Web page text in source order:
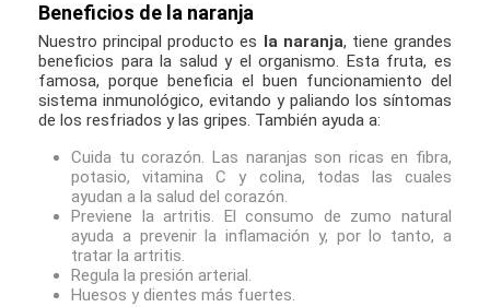
Beneficios de la naranja
Nuestro principal producto es la naranja, tiene grandes
beneficios para la salud y el organismo. Esta fruta, es
famosa, porque beneficia el buen funcionamiento del
sistema inmunológico, evitando y paliando los síntomas
de los resfriados y las gripes. También ayuda a:
Cuida tu corazón. Las naranjas son ricas en fibra,
potasio, vitamina C y colina, todas las cuales
ayudan a la salud del corazón.
Previene la artritis. El consumo de zumo natural
ayuda a prevenir la inflamación y, por lo tanto, a
tratar la artritis.
Regula la presión arterial.
Huesos y dientes más fuertes.